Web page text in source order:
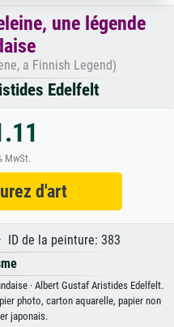
une légende
a Finnish Legend)
Edelfelt
MwSt.
d'art
ID de la peinture: 383
· Albert Gustaf Aristides Edelfelt.
photo, carton aquarelle, papier non
japonais.